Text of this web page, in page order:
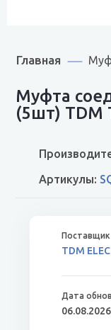
Главная
Муфта
(5шт) TDM
Артикулы:
TDM